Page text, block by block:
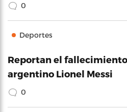
0
Deportes
Reportan el
argentino Lionel Messi
0